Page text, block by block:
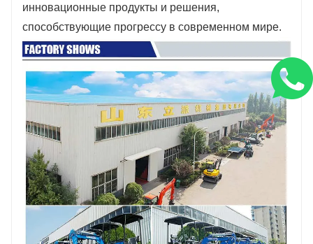
инновационные продукты и решения,
способствующие прогрессу в современном мире.